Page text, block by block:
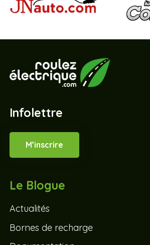
Infolettre
M’inscrire
Le Blogue
Actualités
Bornes de recharge